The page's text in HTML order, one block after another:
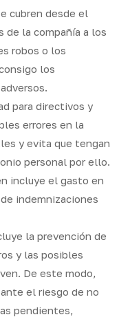
cubren desde el
de la compañía a los
robos o los
los
para directivos y
errores en la
y evita que tengan
personal por ello.
incluye el gasto en
indemnizaciones
la prevención de
y las posibles
De este modo,
el riesgo de no
pendientes,